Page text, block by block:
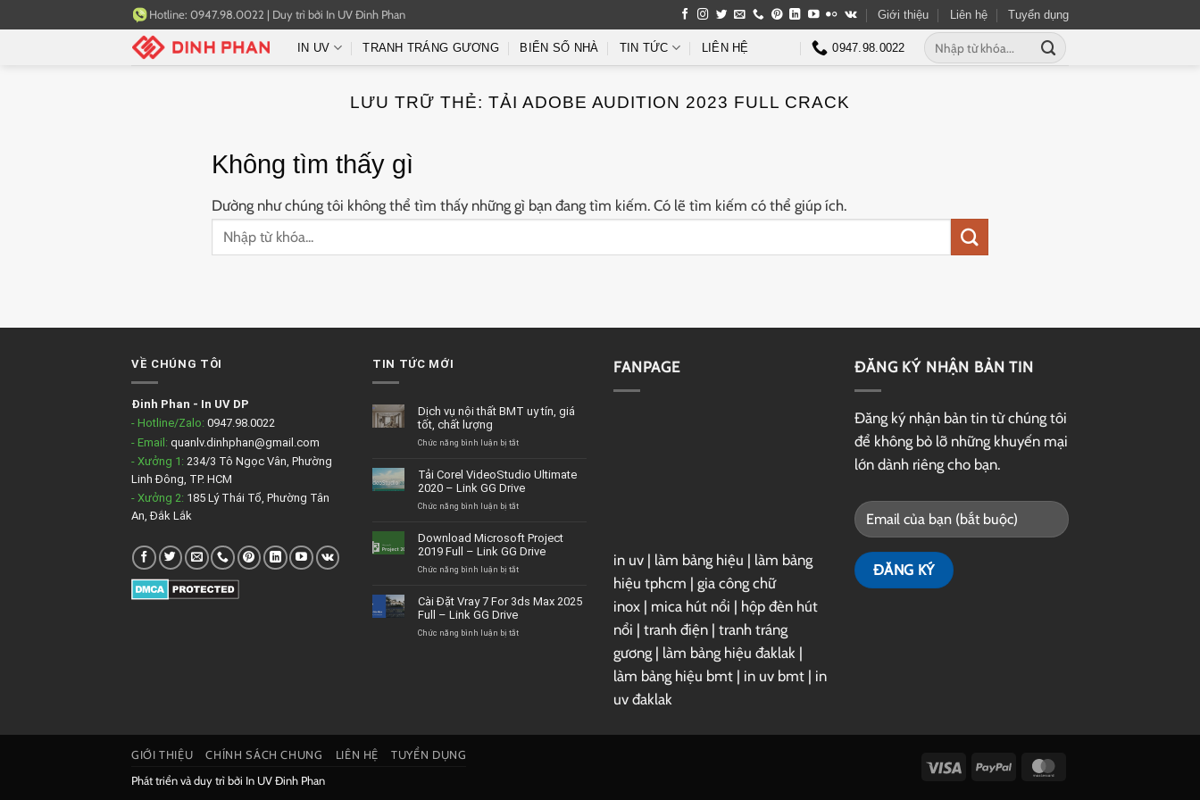
qua
Hotline: 0947.98.0022 | Duy trì bởi In UV Đinh Phan Giới thiệu Liên hệ Tuyển dụng
IN UV TRANH TRÁNG GƯƠNG BIỂN SỐ NHÀ TIN TỨC LIÊN HỆ 0947.98.0022
Tìm
kiếm:
LƯU TRỮ THẺ: TẢI ADOBE AUDITION 2023 FULL CRACK
Không tìm thấy gì
Dường như chúng tôi không thể tìm thấy những gì bạn đang tìm kiếm. Có lẽ tìm kiếm có thể giúp ích.
VỀ CHÚNG TÔI
Đinh Phan - In UV DP
- Hotline/Zalo: 0947.98.0022
- Email: quanlv.dinhphan@gmail.com
- Xưởng 1: 234/3 Tô Ngọc Vân, Phường
Linh Đông, TP. HCM
- Xưởng 2: 185 Lý Thái Tổ, Phường Tân
An, Đắk Lắk
TIN TỨC MỚI
Dịch vụ nội thất BMT uy tín, giá
tốt, chất lượng
Chức năng bình luận bị tắtở
nội
thất
BMT
giá
tốt,
chất
Tải Corel VideoStudio Ultimate
2020 – Link GG Drive
Chức năng bình luận bị tắtở
VideoStudio
Ultimate
2020
GG
Download Microsoft Project
2019 Full – Link GG Drive
Chức năng bình luận bị tắtở
Project
Full
Cài Đặt Vray 7 For 3ds Max 2025
Full – Link GG Drive
Chức năng bình luận bị tắtở
FANPAGE
in uv | làm bảng hiệu | làm bảng
hiệu tphcm | gia công chữ
inox | mica hút nổi | hộp đèn hút
nổi | tranh điện | tranh tráng
gương | làm bảng hiệu đaklak |
làm bảng hiệu bmt | in uv bmt | in
uv đaklak
ĐĂNG KÝ NHẬN BẢN TIN
Đăng ký nhận bản tin từ chúng tôi
để không bỏ lỡ những khuyến mại
lớn dành riêng cho bạn.
Visa PayPal
GIỚI THIỆU CHÍNH SÁCH CHUNG LIÊN HỆ TUYỂN DỤNG
Phát triển và duy trì bởi In UV Đinh Phan